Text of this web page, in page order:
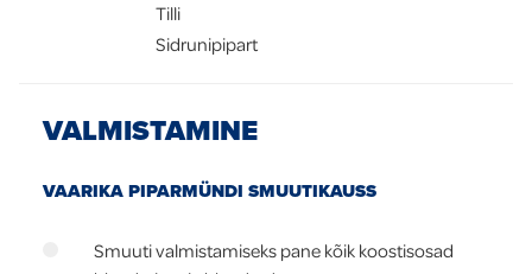
Tilli
Sidrunipipart
VALMISTAMINE
VAARIKA PIPARMÜNDI SMUUTIKAUSS
Smuuti valmistamiseks pane kõik koostisosad